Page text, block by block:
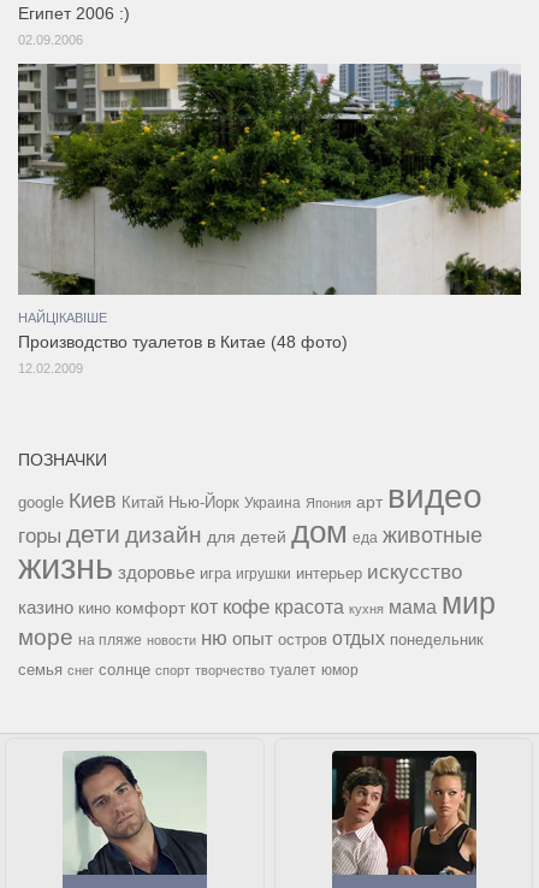
Египет 2006 :)
02.09.2006
НАЙЦІКАВІШЕ
Производство туалетов в Китае (48 фото)
12.02.2009
ПОЗНАЧКИ
google Киев Китай Нью-Йорк Украина Япония арт видео
горы дети дизайн для детей дом еда животные
жизнь здоровье игра игрушки интерьер искусство
казино кино комфорт кот кофе красота кухня мама мир
море на пляже новости ню опыт остров отдых понедельник
семья снег солнце спорт творчество туалет юмор